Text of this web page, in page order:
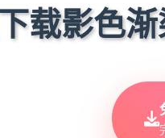
载影色